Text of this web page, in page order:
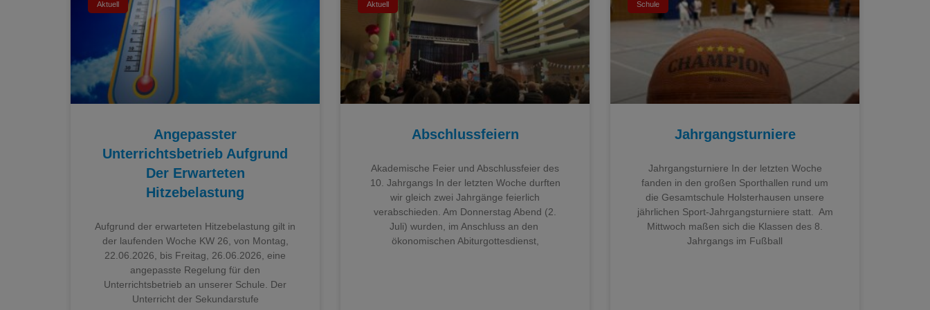
Aktuell
Angepasster
Unterrichtsbetrieb Aufgrund
Der Erwarteten
Hitzebelastung
Aufgrund der erwarteten Hitzebelastung gilt in
der laufenden Woche KW 26, von Montag,
22.06.2026, bis Freitag, 26.06.2026, eine
angepasste Regelung für den
Unterrichtsbetrieb an unserer Schule. Der
Unterricht der Sekundarstufe
Aktuell
Abschlussfeiern
Akademische Feier und Abschlussfeier des
10. Jahrgangs In der letzten Woche durften
wir gleich zwei Jahrgänge feierlich
verabschieden. Am Donnerstag Abend (2.
Juli) wurden, im Anschluss an den
ökonomischen Abiturgottesdienst,
Schule
Jahrgangsturniere
Jahrgangsturniere In der letzten Woche
fanden in den großen Sporthallen rund um
die Gesamtschule Holsterhausen unsere
jährlichen Sport-Jahrgangsturniere statt. Am
Mittwoch maßen sich die Klassen des 8.
Jahrgangs im Fußball